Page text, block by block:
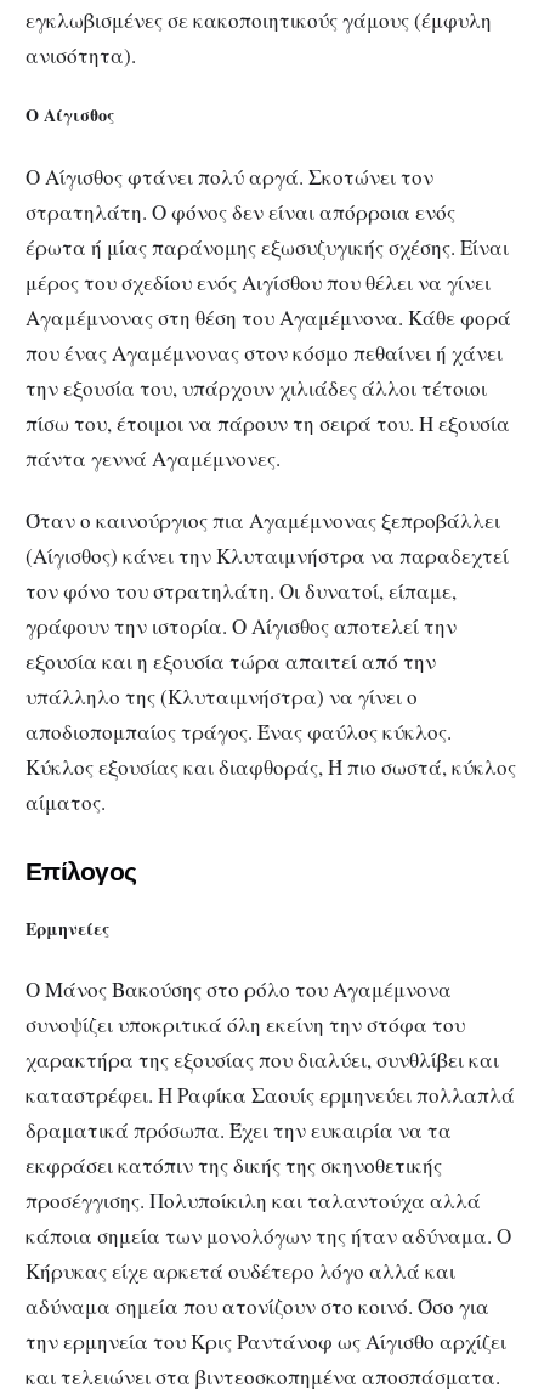
εγκλωβισμένες σε κακοποιητικούς γάμους (έμφυλη
ανισότητα).
Ο Αίγισθος
Ο Αίγισθος φτάνει πολύ αργά. Σκοτώνει τον
στρατηλάτη. Ο φόνος δεν είναι απόρροια ενός
έρωτα ή μίας παράνομης εξωσυζυγικής σχέσης. Είναι
μέρος του σχεδίου ενός Αιγίσθου που θέλει να γίνει
Αγαμέμνονας στη θέση του Αγαμέμνονα. Κάθε φορά
που ένας Αγαμέμνονας στον κόσμο πεθαίνει ή χάνει
την εξουσία του, υπάρχουν χιλιάδες άλλοι τέτοιοι
πίσω του, έτοιμοι να πάρουν τη σειρά του. Η εξουσία
πάντα γεννά Αγαμέμνονες.
Όταν ο καινούργιος πια Αγαμέμνονας ξεπροβάλλει
(Αίγισθος) κάνει την Κλυταιμνήστρα να παραδεχτεί
τον φόνο του στρατηλάτη. Οι δυνατοί, είπαμε,
γράφουν την ιστορία. Ο Αίγισθος αποτελεί την
εξουσία και η εξουσία τώρα απαιτεί από την
υπάλληλο της (Κλυταιμνήστρα) να γίνει ο
αποδιοπομπαίος τράγος. Ένας φαύλος κύκλος.
Κύκλος εξουσίας και διαφθοράς, Ή πιο σωστά, κύκλος
αίματος.
Επίλογος
Ερμηνείες
Ο Μάνος Βακούσης στο ρόλο του Αγαμέμνονα
συνοψίζει υποκριτικά όλη εκείνη την στόφα του
χαρακτήρα της εξουσίας που διαλύει, συνθλίβει και
καταστρέφει. Η Ραφίκα Σαουίς ερμηνεύει πολλαπλά
δραματικά πρόσωπα. Έχει την ευκαιρία να τα
εκφράσει κατόπιν της δικής της σκηνοθετικής
προσέγγισης. Πολυποίκιλη και ταλαντούχα αλλά
κάποια σημεία των μονολόγων της ήταν αδύναμα. Ο
Κήρυκας είχε αρκετά ουδέτερο λόγο αλλά και
αδύναμα σημεία που ατονίζουν στο κοινό. Όσο για
την ερμηνεία του Κρις Ραντάνοφ ως Αίγισθο αρχίζει
και τελειώνει στα βιντεοσκοπημένα αποσπάσματα.